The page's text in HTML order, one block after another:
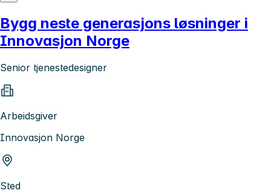
Bygg neste generasjons løsninger i
Innovasjon Norge
Senior tjenestedesigner
Arbeidsgiver
Innovasjon Norge
Sted